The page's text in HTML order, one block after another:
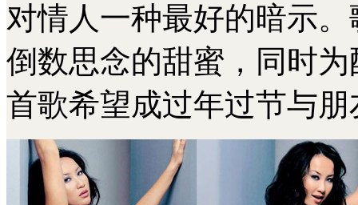
对情人一种最好的暗示
倒数思念的甜蜜，同时
首歌希望成过年过节与